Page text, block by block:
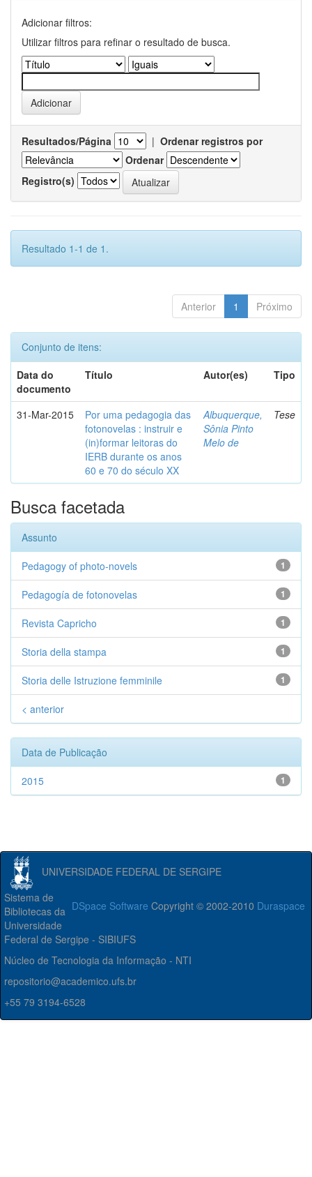
Adicionar filtros:
Utilizar filtros para refinar o resultado de busca.
Resultados/Página | Ordenar registros por
Ordenar
Registro(s)
Resultado 1-1 de 1.
Anterior 1 Próximo
Conjunto de itens:
Data do
documento
Título Autor(es) Tipo
31-Mar-2015
Por uma pedagogia das
fotonovelas : instruir e
(in)formar leitoras do
IERB durante os anos
60 e 70 do século XX
Albuquerque,
Sônia Pinto
Melo de
Tese
Busca facetada
Assunto
1
Pedagogy of photo-novels
1
Pedagogía de fotonovelas
1
Revista Capricho
1
Storia della stampa
1
Storia delle Istruzione femminile
< anterior
Data de Publicação
1
2015
UNIVERSIDADE FEDERAL DE SERGIPE
DSpace Software Copyright © 2002-2010 Duraspace
Sistema de
Bibliotecas da
Universidade
Federal de Sergipe - SIBIUFS
Núcleo de Tecnologia da Informação - NTI
repositorio@academico.ufs.br
+55 79 3194-6528